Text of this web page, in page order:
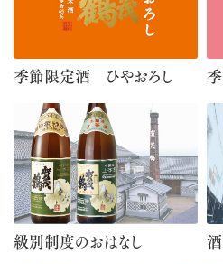
季節限定酒 ひやおろし
級別制度のおはなし